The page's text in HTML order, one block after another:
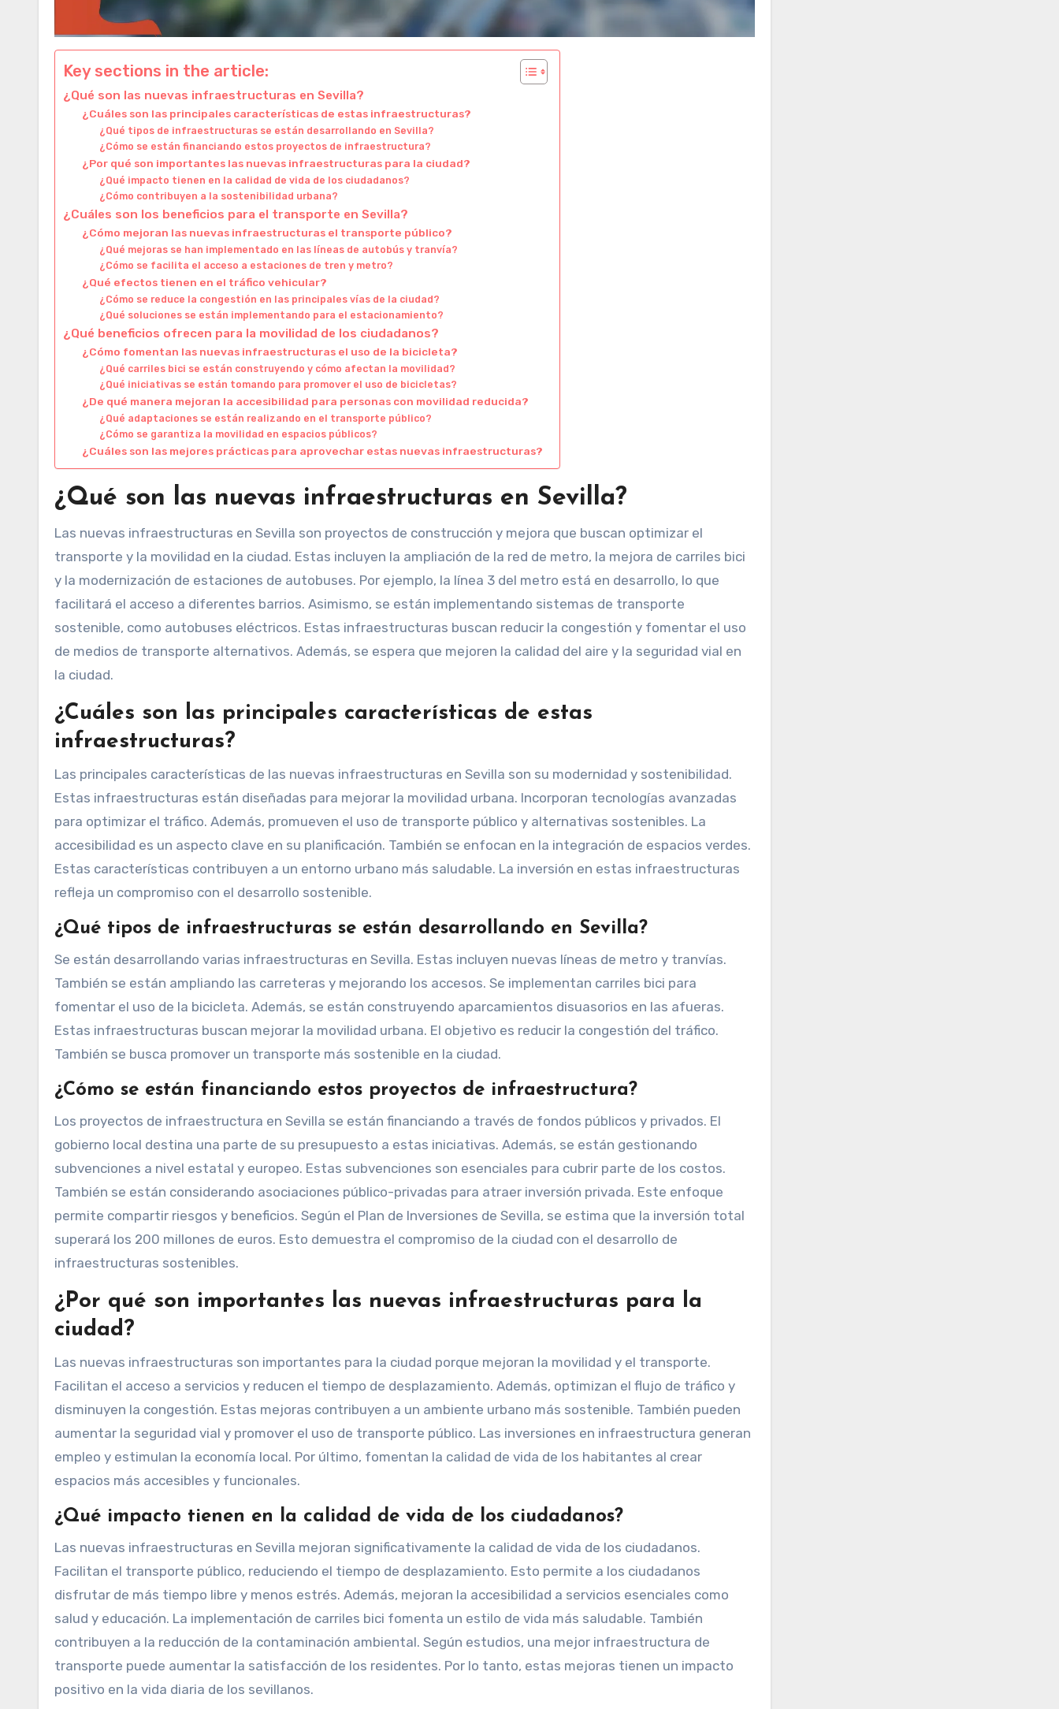
Key sections in the article:
¿Qué son las nuevas infraestructuras en Sevilla?
¿Cuáles son las principales características de estas infraestructuras?
¿Qué tipos de infraestructuras se están desarrollando en Sevilla?
¿Cómo se están financiando estos proyectos de infraestructura?
¿Por qué son importantes las nuevas infraestructuras para la ciudad?
¿Qué impacto tienen en la calidad de vida de los ciudadanos?
¿Cómo contribuyen a la sostenibilidad urbana?
¿Cuáles son los beneficios para el transporte en Sevilla?
¿Cómo mejoran las nuevas infraestructuras el transporte público?
¿Qué mejoras se han implementado en las líneas de autobús y tranvía?
¿Cómo se facilita el acceso a estaciones de tren y metro?
¿Qué efectos tienen en el tráfico vehicular?
¿Cómo se reduce la congestión en las principales vías de la ciudad?
¿Qué soluciones se están implementando para el estacionamiento?
¿Qué beneficios ofrecen para la movilidad de los ciudadanos?
¿Cómo fomentan las nuevas infraestructuras el uso de la bicicleta?
¿Qué carriles bici se están construyendo y cómo afectan la movilidad?
¿Qué iniciativas se están tomando para promover el uso de bicicletas?
¿De qué manera mejoran la accesibilidad para personas con movilidad reducida?
¿Qué adaptaciones se están realizando en el transporte público?
¿Cómo se garantiza la movilidad en espacios públicos?
¿Cuáles son las mejores prácticas para aprovechar estas nuevas infraestructuras?
¿Qué son las nuevas infraestructuras en Sevilla?
Las nuevas infraestructuras en Sevilla son proyectos de construcción y mejora que buscan optimizar el
transporte y la movilidad en la ciudad. Estas incluyen la ampliación de la red de metro, la mejora de carriles bici
y la modernización de estaciones de autobuses. Por ejemplo, la línea 3 del metro está en desarrollo, lo que
facilitará el acceso a diferentes barrios. Asimismo, se están implementando sistemas de transporte
sostenible, como autobuses eléctricos. Estas infraestructuras buscan reducir la congestión y fomentar el uso
de medios de transporte alternativos. Además, se espera que mejoren la calidad del aire y la seguridad vial en
la ciudad.
¿Cuáles son las principales características de estas
infraestructuras?
Las principales características de las nuevas infraestructuras en Sevilla son su modernidad y sostenibilidad.
Estas infraestructuras están diseñadas para mejorar la movilidad urbana. Incorporan tecnologías avanzadas
para optimizar el tráfico. Además, promueven el uso de transporte público y alternativas sostenibles. La
accesibilidad es un aspecto clave en su planificación. También se enfocan en la integración de espacios verdes.
Estas características contribuyen a un entorno urbano más saludable. La inversión en estas infraestructuras
refleja un compromiso con el desarrollo sostenible.
¿Qué tipos de infraestructuras se están desarrollando en Sevilla?
Se están desarrollando varias infraestructuras en Sevilla. Estas incluyen nuevas líneas de metro y tranvías.
También se están ampliando las carreteras y mejorando los accesos. Se implementan carriles bici para
fomentar el uso de la bicicleta. Además, se están construyendo aparcamientos disuasorios en las afueras.
Estas infraestructuras buscan mejorar la movilidad urbana. El objetivo es reducir la congestión del tráfico.
También se busca promover un transporte más sostenible en la ciudad.
¿Cómo se están financiando estos proyectos de infraestructura?
Los proyectos de infraestructura en Sevilla se están financiando a través de fondos públicos y privados. El
gobierno local destina una parte de su presupuesto a estas iniciativas. Además, se están gestionando
subvenciones a nivel estatal y europeo. Estas subvenciones son esenciales para cubrir parte de los costos.
También se están considerando asociaciones público-privadas para atraer inversión privada. Este enfoque
permite compartir riesgos y beneficios. Según el Plan de Inversiones de Sevilla, se estima que la inversión total
superará los 200 millones de euros. Esto demuestra el compromiso de la ciudad con el desarrollo de
infraestructuras sostenibles.
¿Por qué son importantes las nuevas infraestructuras para la
ciudad?
Las nuevas infraestructuras son importantes para la ciudad porque mejoran la movilidad y el transporte.
Facilitan el acceso a servicios y reducen el tiempo de desplazamiento. Además, optimizan el flujo de tráfico y
disminuyen la congestión. Estas mejoras contribuyen a un ambiente urbano más sostenible. También pueden
aumentar la seguridad vial y promover el uso de transporte público. Las inversiones en infraestructura generan
empleo y estimulan la economía local. Por último, fomentan la calidad de vida de los habitantes al crear
espacios más accesibles y funcionales.
¿Qué impacto tienen en la calidad de vida de los ciudadanos?
Las nuevas infraestructuras en Sevilla mejoran significativamente la calidad de vida de los ciudadanos.
Facilitan el transporte público, reduciendo el tiempo de desplazamiento. Esto permite a los ciudadanos
disfrutar de más tiempo libre y menos estrés. Además, mejoran la accesibilidad a servicios esenciales como
salud y educación. La implementación de carriles bici fomenta un estilo de vida más saludable. También
contribuyen a la reducción de la contaminación ambiental. Según estudios, una mejor infraestructura de
transporte puede aumentar la satisfacción de los residentes. Por lo tanto, estas mejoras tienen un impacto
positivo en la vida diaria de los sevillanos.